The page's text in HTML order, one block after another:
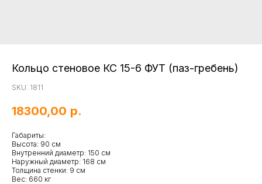
Кольцо стеновое КС 15-6 ФУТ (паз-гребень)
SKU: 1811
18300,00 р.
Габариты:
Высота: 90 см
Внутренний диаметр: 150 см
Наружный диаметр: 168 см
Толщина стенки: 9 см
Вес: 660 кг